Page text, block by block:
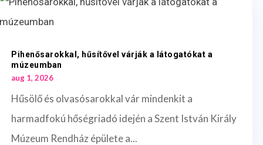
Pihenősarokkal, hűsítővel várják a látogatókat a
múzeumban
aug 1, 2026
Hűsölő és olvasósarokkal vár mindenkit a
harmadfokú hőségriadó idején a Szent István Király
Múzeum Rendház épülete a...